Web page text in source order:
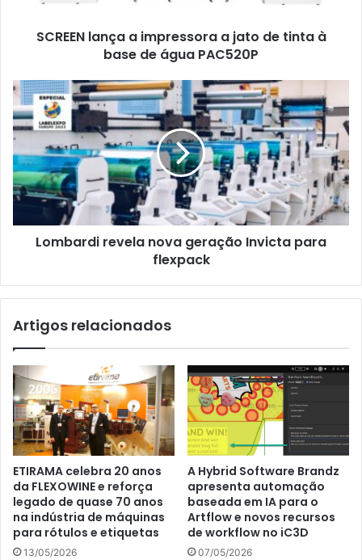
PAC520P
SCREEN lança a impressora a jato de tinta à
base de água PAC520P
Lombardi
revela
nova
geração
Invicta
para
flexpack
Lombardi revela nova geração Invicta para
flexpack
Artigos relacionados
ETIRAMA celebra 20 anos
da FLEXOWINE e reforça
legado de quase 70 anos
na indústria de máquinas
para rótulos e etiquetas
13/05/2026
A Hybrid Software Brandz
apresenta automação
baseada em IA para o
Artflow e novos recursos
de workflow no iC3D
07/05/2026